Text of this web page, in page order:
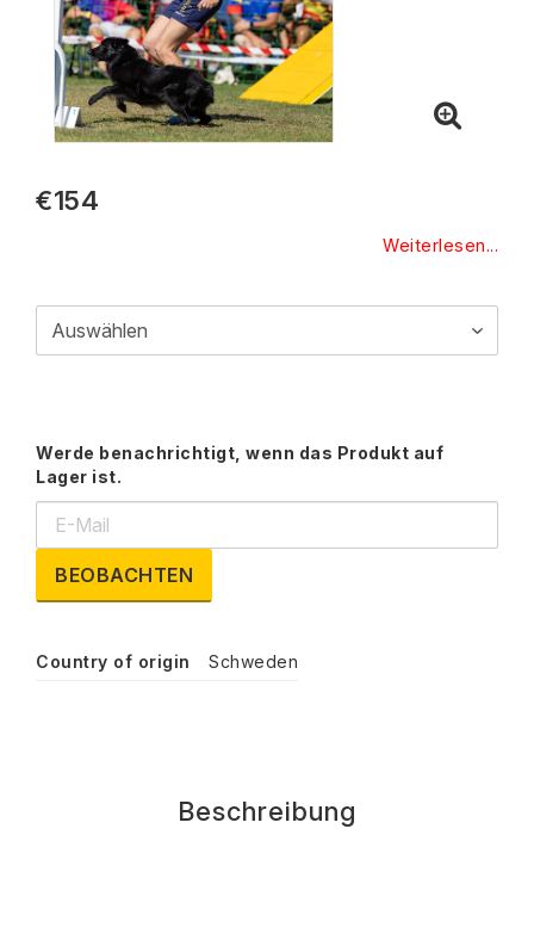
€154
Weiterlesen...
Werde benachrichtigt, wenn das Produkt auf
Lager ist.
BEOBACHTEN
Country of origin Schweden
Beschreibung